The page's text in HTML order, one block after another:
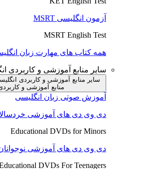
آزمون انگلیسی MSRT
MSRT English Test
همه کتاب های مهارت زبان
سایر منابع آموزشی و کاربردی
سایر منابع آموزشی و کاربردی
منابع آموزشی و
آموزش صوتی زبان انگلیسی
دی وی دی های آموزشی
Educational DVDs for Minors
دی وی دی های آموزشی
DVDs For Teenagers